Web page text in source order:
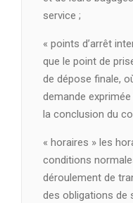
service ;
« points d’arrêt
que le point de
de dépose finale,
demande
la conclusion du
« horaires » les
conditions
déroulement de
des obligations de